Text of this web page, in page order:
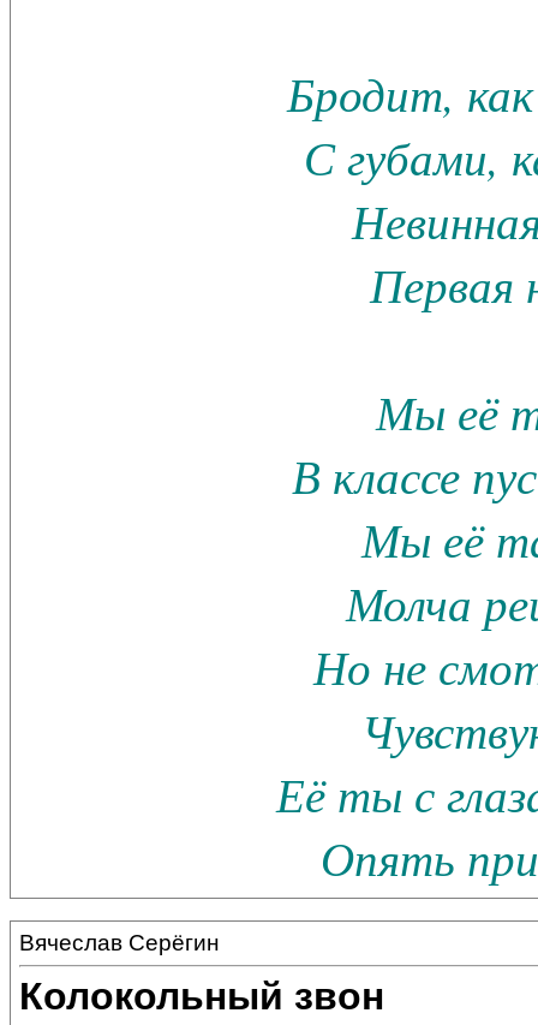
Бродит,
С губами,
Первая
Мы её
В классе
Мы её
Молча
Но не
Её ты с
Опять
Вячеслав Серёгин
Колокольный звон